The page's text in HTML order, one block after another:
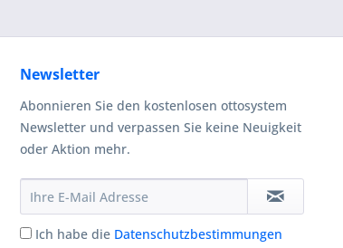
Newsletter
Abonnieren Sie den kostenlosen ottosystem
Newsletter und verpassen Sie keine Neuigkeit
oder Aktion mehr.
Ich habe die Datenschutzbestimmungen